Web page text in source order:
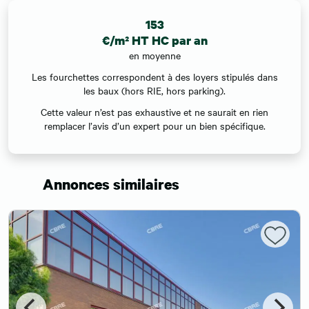
153
€/m² HT HC par an
en moyenne
Les fourchettes correspondent à des loyers stipulés dans
les baux (hors RIE, hors parking).
Cette valeur n’est pas exhaustive et ne saurait en rien
remplacer l’avis d’un expert pour un bien spécifique.
Annonces similaires